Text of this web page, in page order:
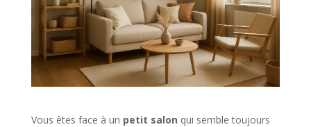
Vous êtes face à un petit salon qui semble toujours